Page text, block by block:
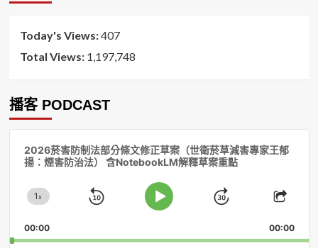
序
Today's Views:407
Total Views: 1,197,748
播客 PODCAST
2026菸害防制法部分條文修正草案（世衛菸草減害專家王郁
揚：煙害防治法） 含NotebookLM解釋草案重點
Change
Rate
1x
Skip
Play
Jump
Forward
Share
00:00 00:00